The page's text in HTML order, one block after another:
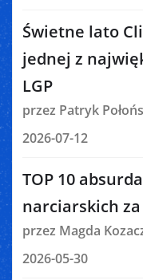
Świetne lato
jednej z
LGP
przez Patryk
2026-07-12
TOP 10
narciarskich
przez Magda
2026-05-30